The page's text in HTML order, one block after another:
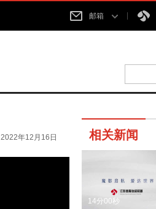
邮箱
2022年12月16日 相关新闻
14分00秒